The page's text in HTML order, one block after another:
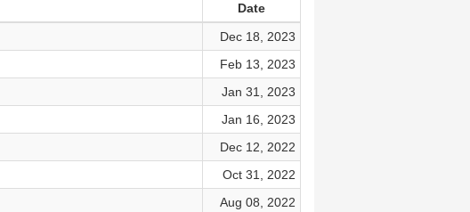
Date
Dec 18, 2023
Feb 13, 2023
Jan 31, 2023
Jan 16, 2023
Dec 12, 2022
Oct 31, 2022
Aug 08, 2022